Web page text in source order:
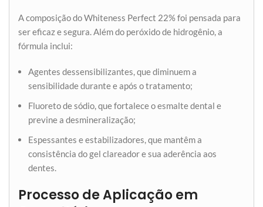
A composição do Whiteness Perfect 22% foi pensada para
ser eficaz e segura. Além do peróxido de hidrogênio, a
fórmula inclui:
Agentes dessensibilizantes, que diminuem a
sensibilidade durante e após o tratamento;
Fluoreto de sódio, que fortalece o esmalte dental e
previne a desmineralização;
Espessantes e estabilizadores, que mantêm a
consistência do gel clareador e sua aderência aos
dentes.
Processo de Aplicação em